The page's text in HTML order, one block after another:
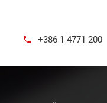
+386 1 4771 200